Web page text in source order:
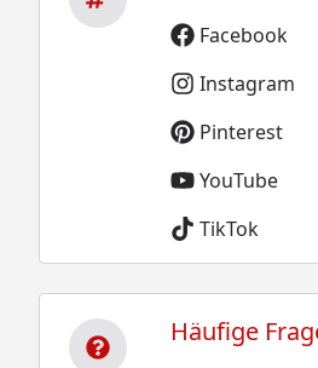
Facebook
Instagram
Pinterest
YouTube
TikTok
Häufige